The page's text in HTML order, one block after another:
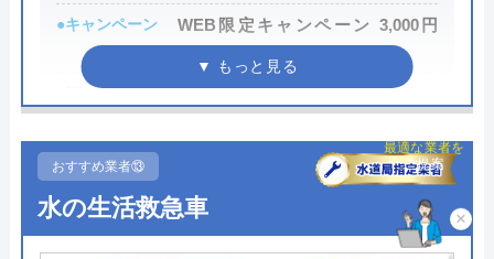
所在地
〒343-0032
埼玉県越谷市大字袋山1513番地1サミ
ーコート越谷307
対応エリア
千葉県、茨城県、東京都、神奈川県、
埼玉県
●キャンペーン
WEB限定キャンペーン 3,000円
OFF
●駆けつけ時間 最短30分
24時間
●定休日
●出張見積もり 出張・見積無料
おすすめ業者⑬
水の生活救急車
×
最適な業者を
ご提案